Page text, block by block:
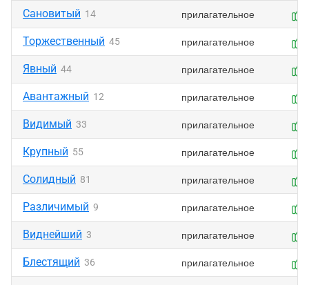
Сановитый 14 прилагательное
Торжественный 45 прилагательное
Явный 44 прилагательное
Авантажный 12 прилагательное
Видимый 33 прилагательное
Крупный 55 прилагательное
Солидный 81 прилагательное
Различимый 9 прилагательное
Виднейший 3 прилагательное
Блестящий 36 прилагательное